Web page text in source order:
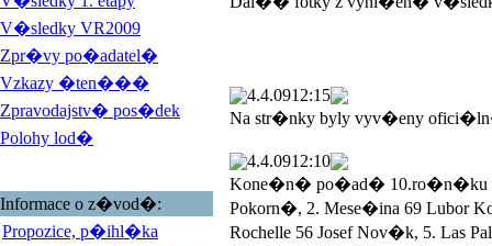
V�sledky VR2009
Zpr�vy po�adatel�
Vzkazy �ten���
Zpravodajstv� pos�dek
Polohy lod�
Informace o z�vod�:
Propozice, p�ihl�ka
4.4.0912:15
Na str�nky byly vyv�eny
4.4.0912:10
Kone�n� po�ad� 10.ro�n�ku
Pokorn�, 2. Mese�ina 69 Lubor
Rochelle 56 Josef Nov�k, 5. Las